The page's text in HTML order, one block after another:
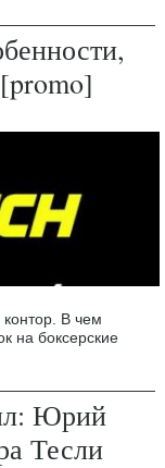
контор. В чем
на боксерские
Юрий
Тесли